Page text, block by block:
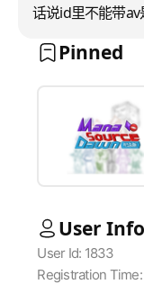
话说id里不能带
Pinned
User Info
User Id: 1833
Registration